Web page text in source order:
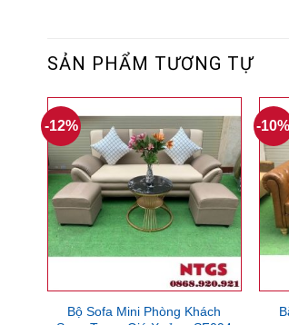
SẢN PHẨM TƯƠNG TỰ
-12%
Bộ Sofa Mini Phòng Khách
-10%